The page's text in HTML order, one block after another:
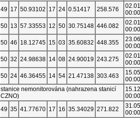
49 17 50.93102 17 24 0.51417 258.576
00:00
50 13 57.33553 12 50 30.75148 446.082
00:00
50 46 18.12745 15 03 35.60832 448.355
00:00
50 32 24.98638 14 08 24.90019 243.275
00:00
50 24 46.36455 14 54 21.47138 303.463
00:00
stanice nemonitorována (nahrazena stanicí
CZNO)
00:00
49 35 41.77670 17 16 35.34029 271.822
00:00